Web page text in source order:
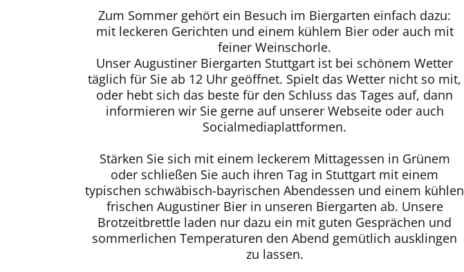
Zum Sommer gehört ein Besuch im Biergarten einfach dazu:
mit leckeren Gerichten und einem kühlem Bier oder auch mit
feiner Weinschorle.
Unser Augustiner Biergarten Stuttgart ist bei schönem Wetter
täglich für Sie ab 12 Uhr geöffnet. Spielt das Wetter nicht so mit,
oder hebt sich das beste für den Schluss das Tages auf, dann
informieren wir Sie gerne auf unserer Webseite oder auch
Socialmediaplattformen.
Stärken Sie sich mit einem leckerem Mittagessen in Grünem
oder schließen Sie auch ihren Tag in Stuttgart mit einem
typischen schwäbisch-bayrischen Abendessen und einem kühlen
frischen Augustiner Bier in unseren Biergarten ab. Unsere
Brotzeitbrettle laden nur dazu ein mit guten Gesprächen und
sommerlichen Temperaturen den Abend gemütlich ausklingen
zu lassen.